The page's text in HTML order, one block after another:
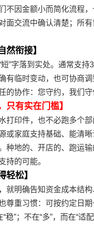
不因金额小而简化流程
面交流中确认清楚；所
然衔接】
”字落到实处。通常支
有临时变动，也可协商
的协作：您守约，我们
只有实在门槛】
打印件，也不必跑多个
或家庭支持基础、能清
种地的、开店的、跑运
持的可能。
轻松】
就明确告知资金成本结
尊重习惯：可按约定日
”；不在“多”，而在“适配